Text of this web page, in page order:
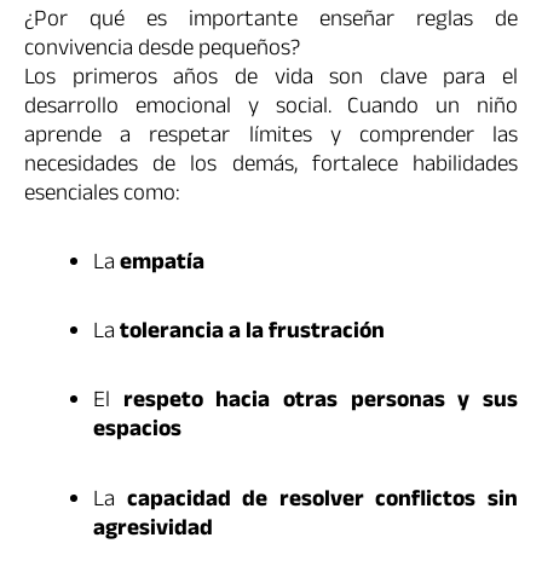
¿Por qué es importante enseñar reglas de
convivencia desde pequeños?
Los primeros años de vida son clave para el
desarrollo emocional y social. Cuando un niño
aprende a respetar límites y comprender las
necesidades de los demás, fortalece habilidades
esenciales como:
Laempatía
Latolerancia a la frustración
El respeto hacia otras personas y sus
espacios
La capacidad de resolver conflictos sin
agresividad